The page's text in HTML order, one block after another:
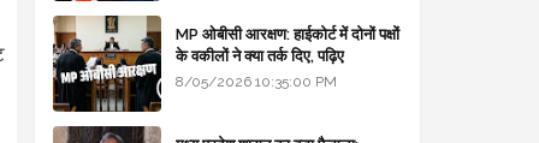
MP ओबीसी आरक्षण: हाईकोर्ट में दोनों पक्षों
के वकीलों ने क्या तर्क दिए, पढ़िए
8/05/2026 10:35:00 PM